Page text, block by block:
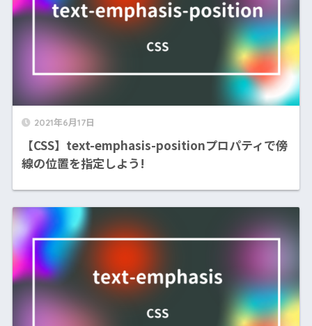
2021年6月17日
【CSS】text-emphasis-positionプロパティで傍
線の位置を指定しよう!